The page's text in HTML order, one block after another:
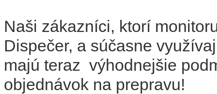
Naši zákazníci, ktorí
Dispečer, a súčasne
majú teraz výhodnejšie
objednávok na prepravu!